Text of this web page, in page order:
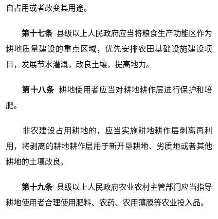
自占用或者改变其用途。
第十七条 县级以上人民政府应当将粮食生产功能区作为
耕地质量建设的重点区域，优先安排农田基础设施建设项
目，发展节水灌溉，改良土壤，提高地力。
第十八条 耕地使用者应当对耕地耕作层进行保护和培
肥。
非农建设占用耕地的，应当实施耕地耕作层剥离再利
用，将剥离的耕地耕作层用于新开垦耕地、劣质地或者其他
耕地的土壤改良。
第十九条 县级以上人民政府农业农村主管部门应当指导
耕地使用者合理使用肥料、农药、农用薄膜等农业投入品。